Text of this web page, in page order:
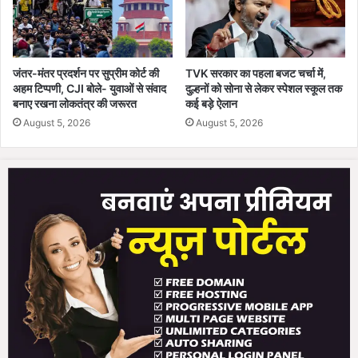
,
ए
क
म
हि
ला
क
र्म
चा
जंतर-मंतर प्रदर्शन पर सुप्रीम कोर्ट की
अहम टिप्पणी, CJI बोले- युवाओं से संवाद
बनाए रखना लोकतंत्र की जरूरत
August 5, 2026
TVK सरकार का पहला बजट चर्चा में,
दुल्हनों को सोना से लेकर स्पेशल स्कूल तक
कई बड़े ऐलान
August 5, 2026